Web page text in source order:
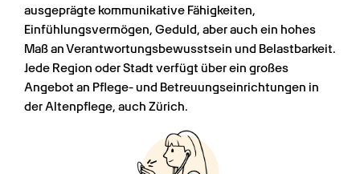
ausgeprägte kommunikative Fähigkeiten,
Einfühlungsvermögen, Geduld, aber auch ein hohes
Maß an Verantwortungsbewusstsein und Belastbarkeit.
Jede Region oder Stadt verfügt über ein großes
Angebot an Pflege- und Betreuungseinrichtungen in
der Altenpflege, auch Zürich.